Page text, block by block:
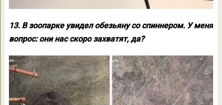
13. В зоопарке увидел обезьяну со спиннером. У меня
вопрос: они нас скоро захватят, да?